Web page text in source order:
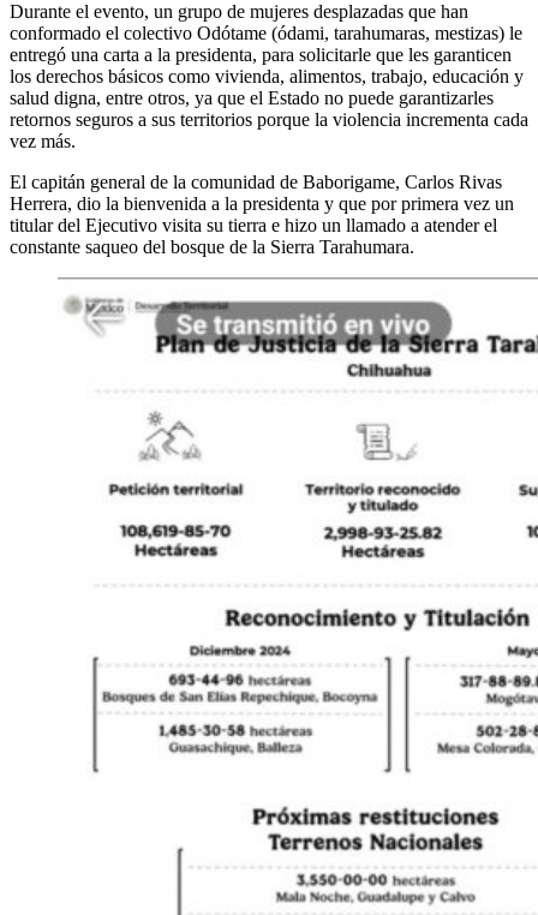
Durante el evento, un grupo de mujeres desplazadas que han
conformado el colectivo Odótame (ódami, tarahumaras, mestizas) le
entregó una carta a la presidenta, para solicitarle que les garanticen
los derechos básicos como vivienda, alimentos, trabajo, educación y
salud digna, entre otros, ya que el Estado no puede garantizarles
retornos seguros a sus territorios porque la violencia incrementa cada
vez más.
El capitán general de la comunidad de Baborigame, Carlos Rivas
Herrera, dio la bienvenida a la presidenta y que por primera vez un
titular del Ejecutivo visita su tierra e hizo un llamado a atender el
constante saqueo del bosque de la Sierra Tarahumara.